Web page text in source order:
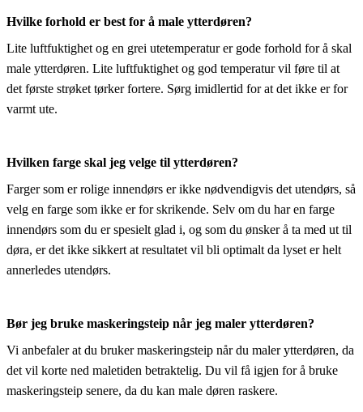
Hvilke forhold er best for å male ytterdøren?
Lite luftfuktighet og en grei utetemperatur er gode forhold for å skal
male ytterdøren. Lite luftfuktighet og god temperatur vil føre til at
det første strøket tørker fortere. Sørg imidlertid for at det ikke er for
varmt ute.
Hvilken farge skal jeg velge til ytterdøren?
Farger som er rolige innendørs er ikke nødvendigvis det utendørs, så
velg en farge som ikke er for skrikende. Selv om du har en farge
innendørs som du er spesielt glad i, og som du ønsker å ta med ut til
døra, er det ikke sikkert at resultatet vil bli optimalt da lyset er helt
annerledes utendørs.
Bør jeg bruke maskeringsteip når jeg maler ytterdøren?
Vi anbefaler at du bruker maskeringsteip når du maler ytterdøren, da
det vil korte ned maletiden betraktelig. Du vil få igjen for å bruke
maskeringsteip senere, da du kan male døren raskere.